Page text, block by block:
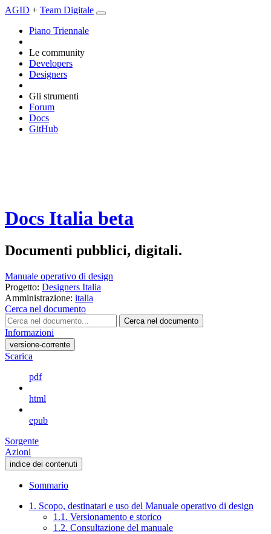
AGID + Team Digitale
Piano Triennale
Le community
Developers
Designers
Gli strumenti
Forum
Docs
GitHub
Docs Italia beta
Documenti pubblici, digitali.
Manuale operativo di design
Progetto: Designers Italia
Amministrazione: italia
Cerca nel documento
Cerca nel documento
Informazioni
versione-corrente
Scarica
pdf
html
epub
Sorgente
Azioni
indice dei contenuti
Sommario
1. Scopo, destinatari e uso del Manuale operativo di design
1.1. Versionamento e storico
1.2. Consultazione del manuale